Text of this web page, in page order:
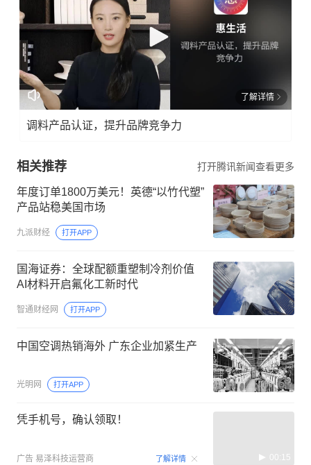
了解详情
调料产品认证，提升品牌竞争力
相关推荐 打开腾讯新闻查看更多
年度订单1800万美元！英德“以竹代塑”
产品站稳美国市场
九派财经 打开APP
国海证券：全球配额重塑制冷剂价值
AI材料开启氟化工新时代
智通财经网 打开APP
中国空调热销海外 广东企业加紧生产
光明网 打开APP
凭手机号，确认领取！
广告 易泽科技运营商 了解详情 00:15